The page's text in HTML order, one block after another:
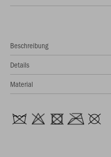
Beschreibung
Details
Material